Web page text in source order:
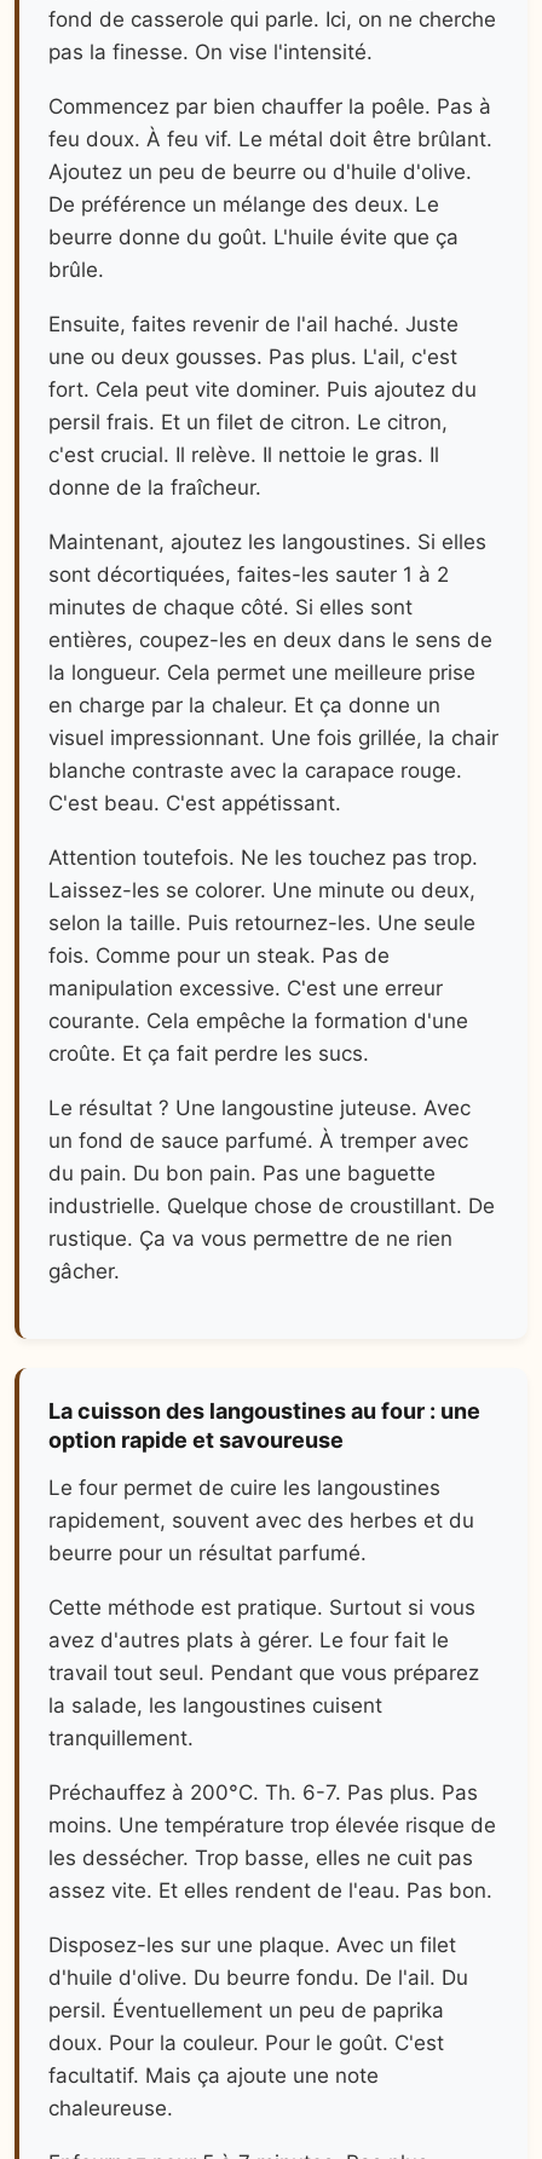
fond de casserole qui parle. Ici, on ne cherche
pas la finesse. On vise l'intensité.
Commencez par bien chauffer la poêle. Pas à
feu doux. À feu vif. Le métal doit être brûlant.
Ajoutez un peu de beurre ou d'huile d'olive.
De préférence un mélange des deux. Le
beurre donne du goût. L'huile évite que ça
brûle.
Ensuite, faites revenir de l'ail haché. Juste
une ou deux gousses. Pas plus. L'ail, c'est
fort. Cela peut vite dominer. Puis ajoutez du
persil frais. Et un filet de citron. Le citron,
c'est crucial. Il relève. Il nettoie le gras. Il
donne de la fraîcheur.
Maintenant, ajoutez les langoustines. Si elles
sont décortiquées, faites-les sauter 1 à 2
minutes de chaque côté. Si elles sont
entières, coupez-les en deux dans le sens de
la longueur. Cela permet une meilleure prise
en charge par la chaleur. Et ça donne un
visuel impressionnant. Une fois grillée, la chair
blanche contraste avec la carapace rouge.
C'est beau. C'est appétissant.
Attention toutefois. Ne les touchez pas trop.
Laissez-les se colorer. Une minute ou deux,
selon la taille. Puis retournez-les. Une seule
fois. Comme pour un steak. Pas de
manipulation excessive. C'est une erreur
courante. Cela empêche la formation d'une
croûte. Et ça fait perdre les sucs.
Le résultat ? Une langoustine juteuse. Avec
un fond de sauce parfumé. À tremper avec
du pain. Du bon pain. Pas une baguette
industrielle. Quelque chose de croustillant. De
rustique. Ça va vous permettre de ne rien
gâcher.
La cuisson des langoustines au four : une
option rapide et savoureuse
Le four permet de cuire les langoustines
rapidement, souvent avec des herbes et du
beurre pour un résultat parfumé.
Cette méthode est pratique. Surtout si vous
avez d'autres plats à gérer. Le four fait le
travail tout seul. Pendant que vous préparez
la salade, les langoustines cuisent
tranquillement.
Préchauffez à 200°C. Th. 6-7. Pas plus. Pas
moins. Une température trop élevée risque de
les dessécher. Trop basse, elles ne cuit pas
assez vite. Et elles rendent de l'eau. Pas bon.
Disposez-les sur une plaque. Avec un filet
d'huile d'olive. Du beurre fondu. De l'ail. Du
persil. Éventuellement un peu de paprika
doux. Pour la couleur. Pour le goût. C'est
facultatif. Mais ça ajoute une note
chaleureuse.